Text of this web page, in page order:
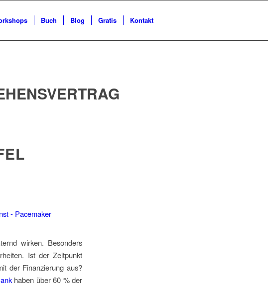
Buch Blog Gratis Kontakt
wirken. Besonders
Ist der Zeitpunkt
der Finanzierung aus?
haben über 60 % der